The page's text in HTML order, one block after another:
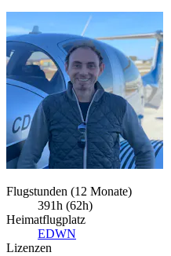
Flugstunden (12 Monate)
391h (62h)
Heimatflugplatz
EDWN
Lizenzen